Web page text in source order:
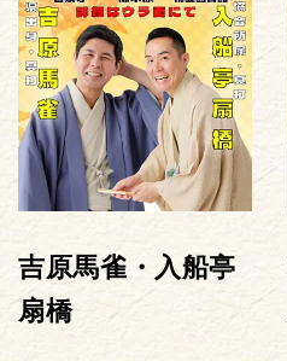
吉原馬雀・入船亭
扇橋